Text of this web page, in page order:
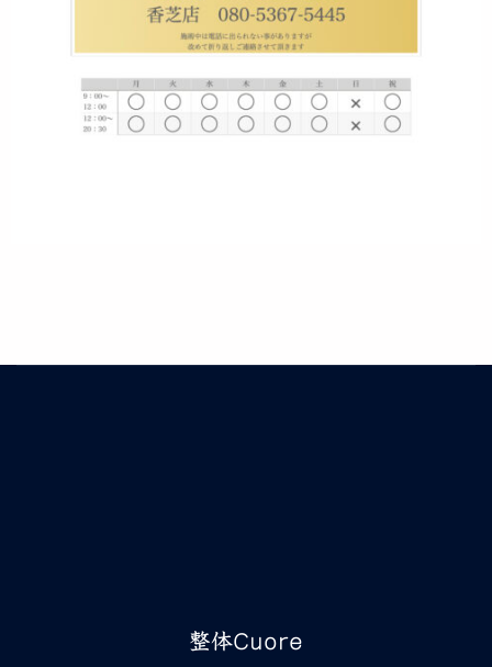
整体Cuore